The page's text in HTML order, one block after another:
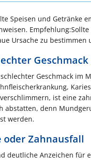
Speisen und Getränke
Ursache zu bestimmen
Geschmack im
ist eine
abstatten, denn
werden.
oder Zahnausfall
deutliche Anzeichen